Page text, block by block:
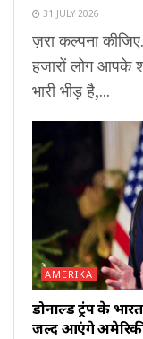
31 JULY 2026
ज़रा कल्पना
हजारों लोग आपके
भारी भीड़ है,...
AMERIKA
डोनाल्ड ट्रंप के
जल्द आएंगे अमेरिकी